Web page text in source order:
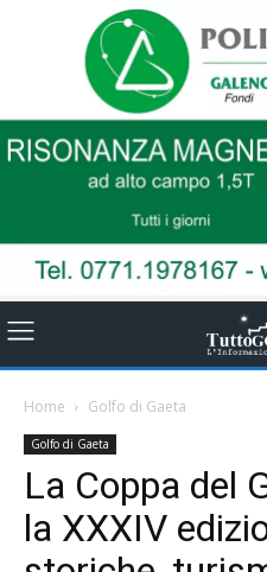
Home Golfo di Gaeta
Golfo di Gaeta
La Coppa del
la XXXIV